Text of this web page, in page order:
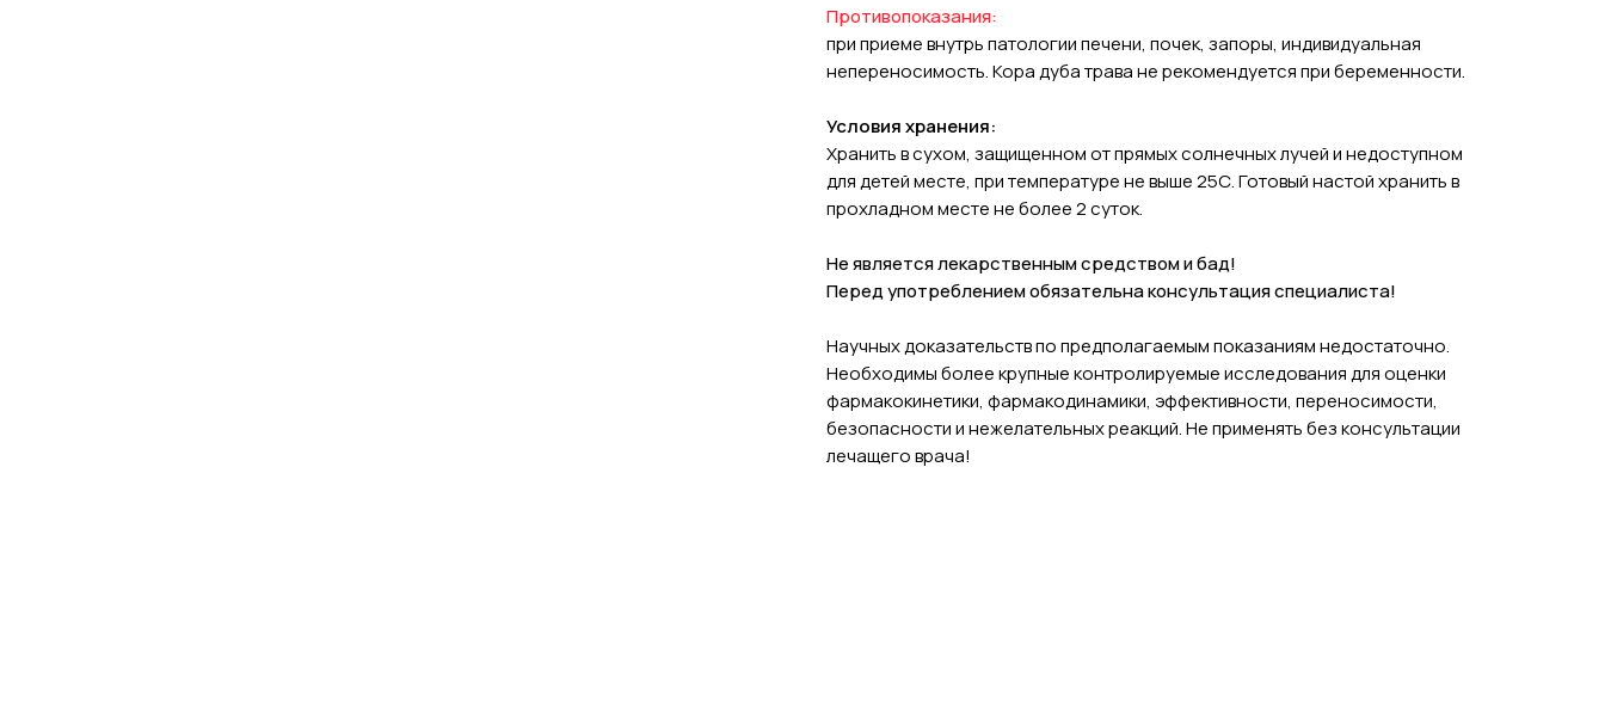
Противопоказания:
при приеме внутрь патологии печени, почек, запоры, индивидуальная
непереносимость. Кора дуба трава не рекомендуется при беременности.
Условия хранения:
Хранить в сухом, защищенном от прямых солнечных лучей и недоступном
для детей месте, при температуре не выше 25С. Готовый настой хранить в
прохладном месте не более 2 суток.
Не является лекарственным средством и бад!
Перед употреблением обязательна консультация специалиста!
Научных доказательств по предполагаемым показаниям недостаточно.
Необходимы более крупные контролируемые исследования для оценки
фармакокинетики, фармакодинамики, эффективности, переносимости,
безопасности и нежелательных реакций. Не применять без консультации
лечащего врача!